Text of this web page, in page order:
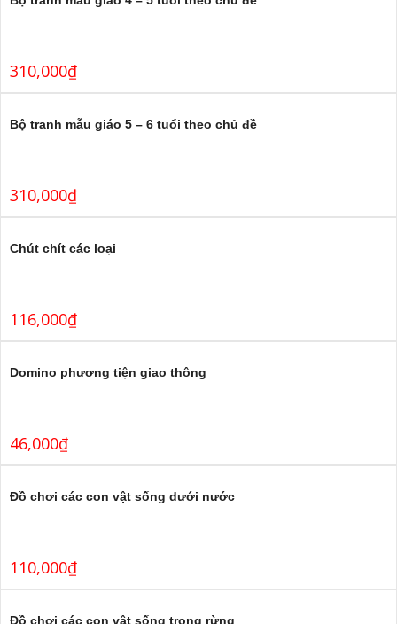
310,000₫
Bộ tranh mẫu giáo 5 – 6 tuổi theo chủ đề
310,000₫
Chút chít các loại
116,000₫
Domino phương tiện giao thông
46,000₫
Đồ chơi các con vật sống dưới nước
110,000₫
Đồ chơi các con vật sống trong rừng